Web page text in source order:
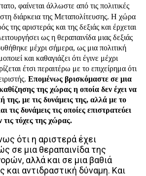
φαίνεται άλλωστε από τις πολιτικές
διάρκεια της Μεταπολίτευσης. Η χώρα
της αριστεράς και της δεξιάς και έρχεται
ως η θεραπαινίδα μιας δεξιάς
μέχρι σήμερα, ως μια πολιτική
και καθαγιάζει ότι έγινε μέχρι
έτσι περαιτέρω με το επιχείρημα ότι
Επομένως βρισκόμαστε σε μια
της χώρας η οποία δεν έχει να
της, με τις δυνάμεις της, αλλά με το
τις δυνάμεις τις οποίες επιστρατεύει
τις τύχες της χώρας.
ότι η αριστερά έχει
σε μια θεραπαινίδα της
αλλά και σε μια βαθιά
και αντιδραστική δύναμη. Και